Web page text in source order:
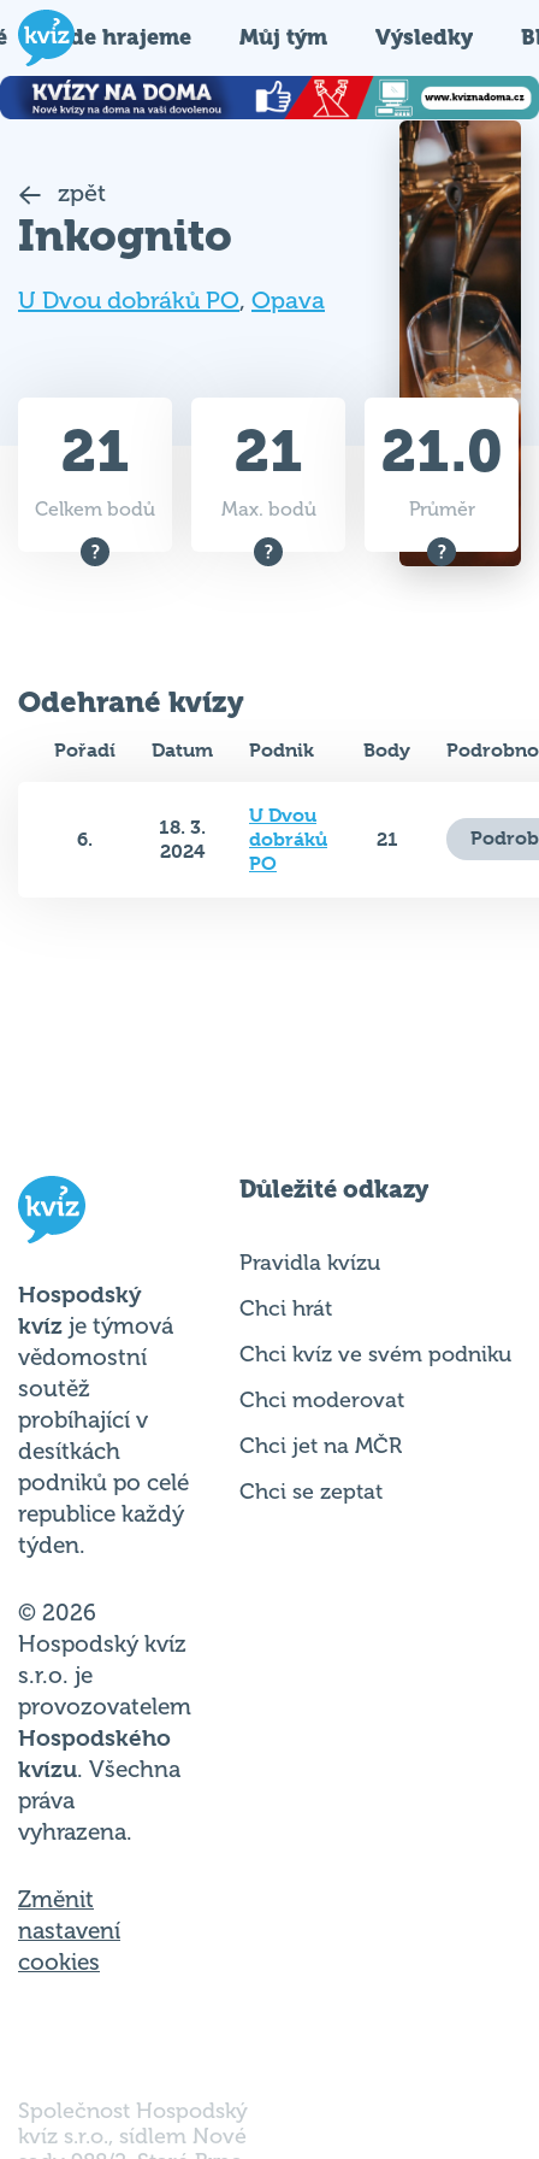
Kde hrajeme Můj tým Výsledky
zpět
Inkognito
U Dvou dobráků PO, Opava
21
Celkem bodů
21
Max. bodů
21.0
Průměr
Odehrané kvízy
Pořadí Datum Podnik Body
6.
18. 3.
2024
U Dvou
dobráků
PO
21
Hospodský
kvíz je týmová
vědomostní
soutěž
probíhající v
desítkách
podniků po celé
republice každý
týden.
© 2026
Hospodský kvíz
s.r.o. je
provozovatelem
Hospodského
kvízu. Všechna
práva
vyhrazena.
Změnit
nastavení
cookies
Důležité odkazy
Pravidla kvízu
Chci hrát
Chci kvíz ve svém podniku
Chci moderovat
Chci jet na MČR
Chci se zeptat
Společnost Hospodský
kvíz s.r.o., sídlem Nové